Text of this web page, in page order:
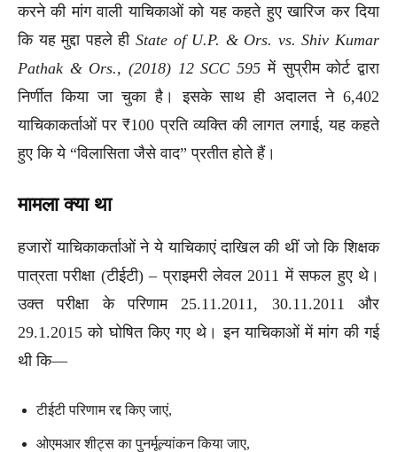
करने की मांग वाली याचिकाओं को यह कहते हुए खारिज कर दिया
कि यह मुद्दा पहले ही State of U.P. & Ors. vs. Shiv Kumar
Pathak & Ors., (2018) 12 SCC 595 में सुप्रीम कोर्ट द्वारा
निर्णीत किया जा चुका है। इसके साथ ही अदालत ने 6,402
याचिकाकर्ताओं पर ₹100 प्रति व्यक्ति की लागत लगाई, यह कहते
हुए कि ये “विलासिता जैसे वाद” प्रतीत होते हैं।
मामला क्या था
हजारों याचिकाकर्ताओं ने ये याचिकाएं दाखिल की थीं जो कि शिक्षक
पात्रता परीक्षा (टीईटी) – प्राइमरी लेवल 2011 में सफल हुए थे।
उक्त परीक्षा के परिणाम 25.11.2011, 30.11.2011 और
29.1.2015 को घोषित किए गए थे। इन याचिकाओं में मांग की गई
थी कि—
टीईटी परिणाम रद्द किए जाएं,
ओएमआर शीट्स का पुनर्मूल्यांकन किया जाए,